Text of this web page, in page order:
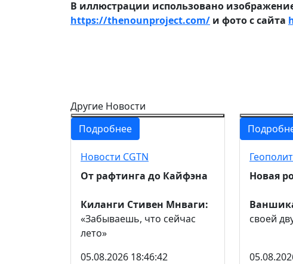
В иллюстрации использовано изображение
https://thenounproject.com/ и фото с сайта
Другие Новости
Подробнее
Новости CGTN
От рафтинга до Кайфэна
Киланги Стивен Мнваги:
«Забываешь, что сейчас
лето»
05.08.2026 18:46:42
Новая
своей